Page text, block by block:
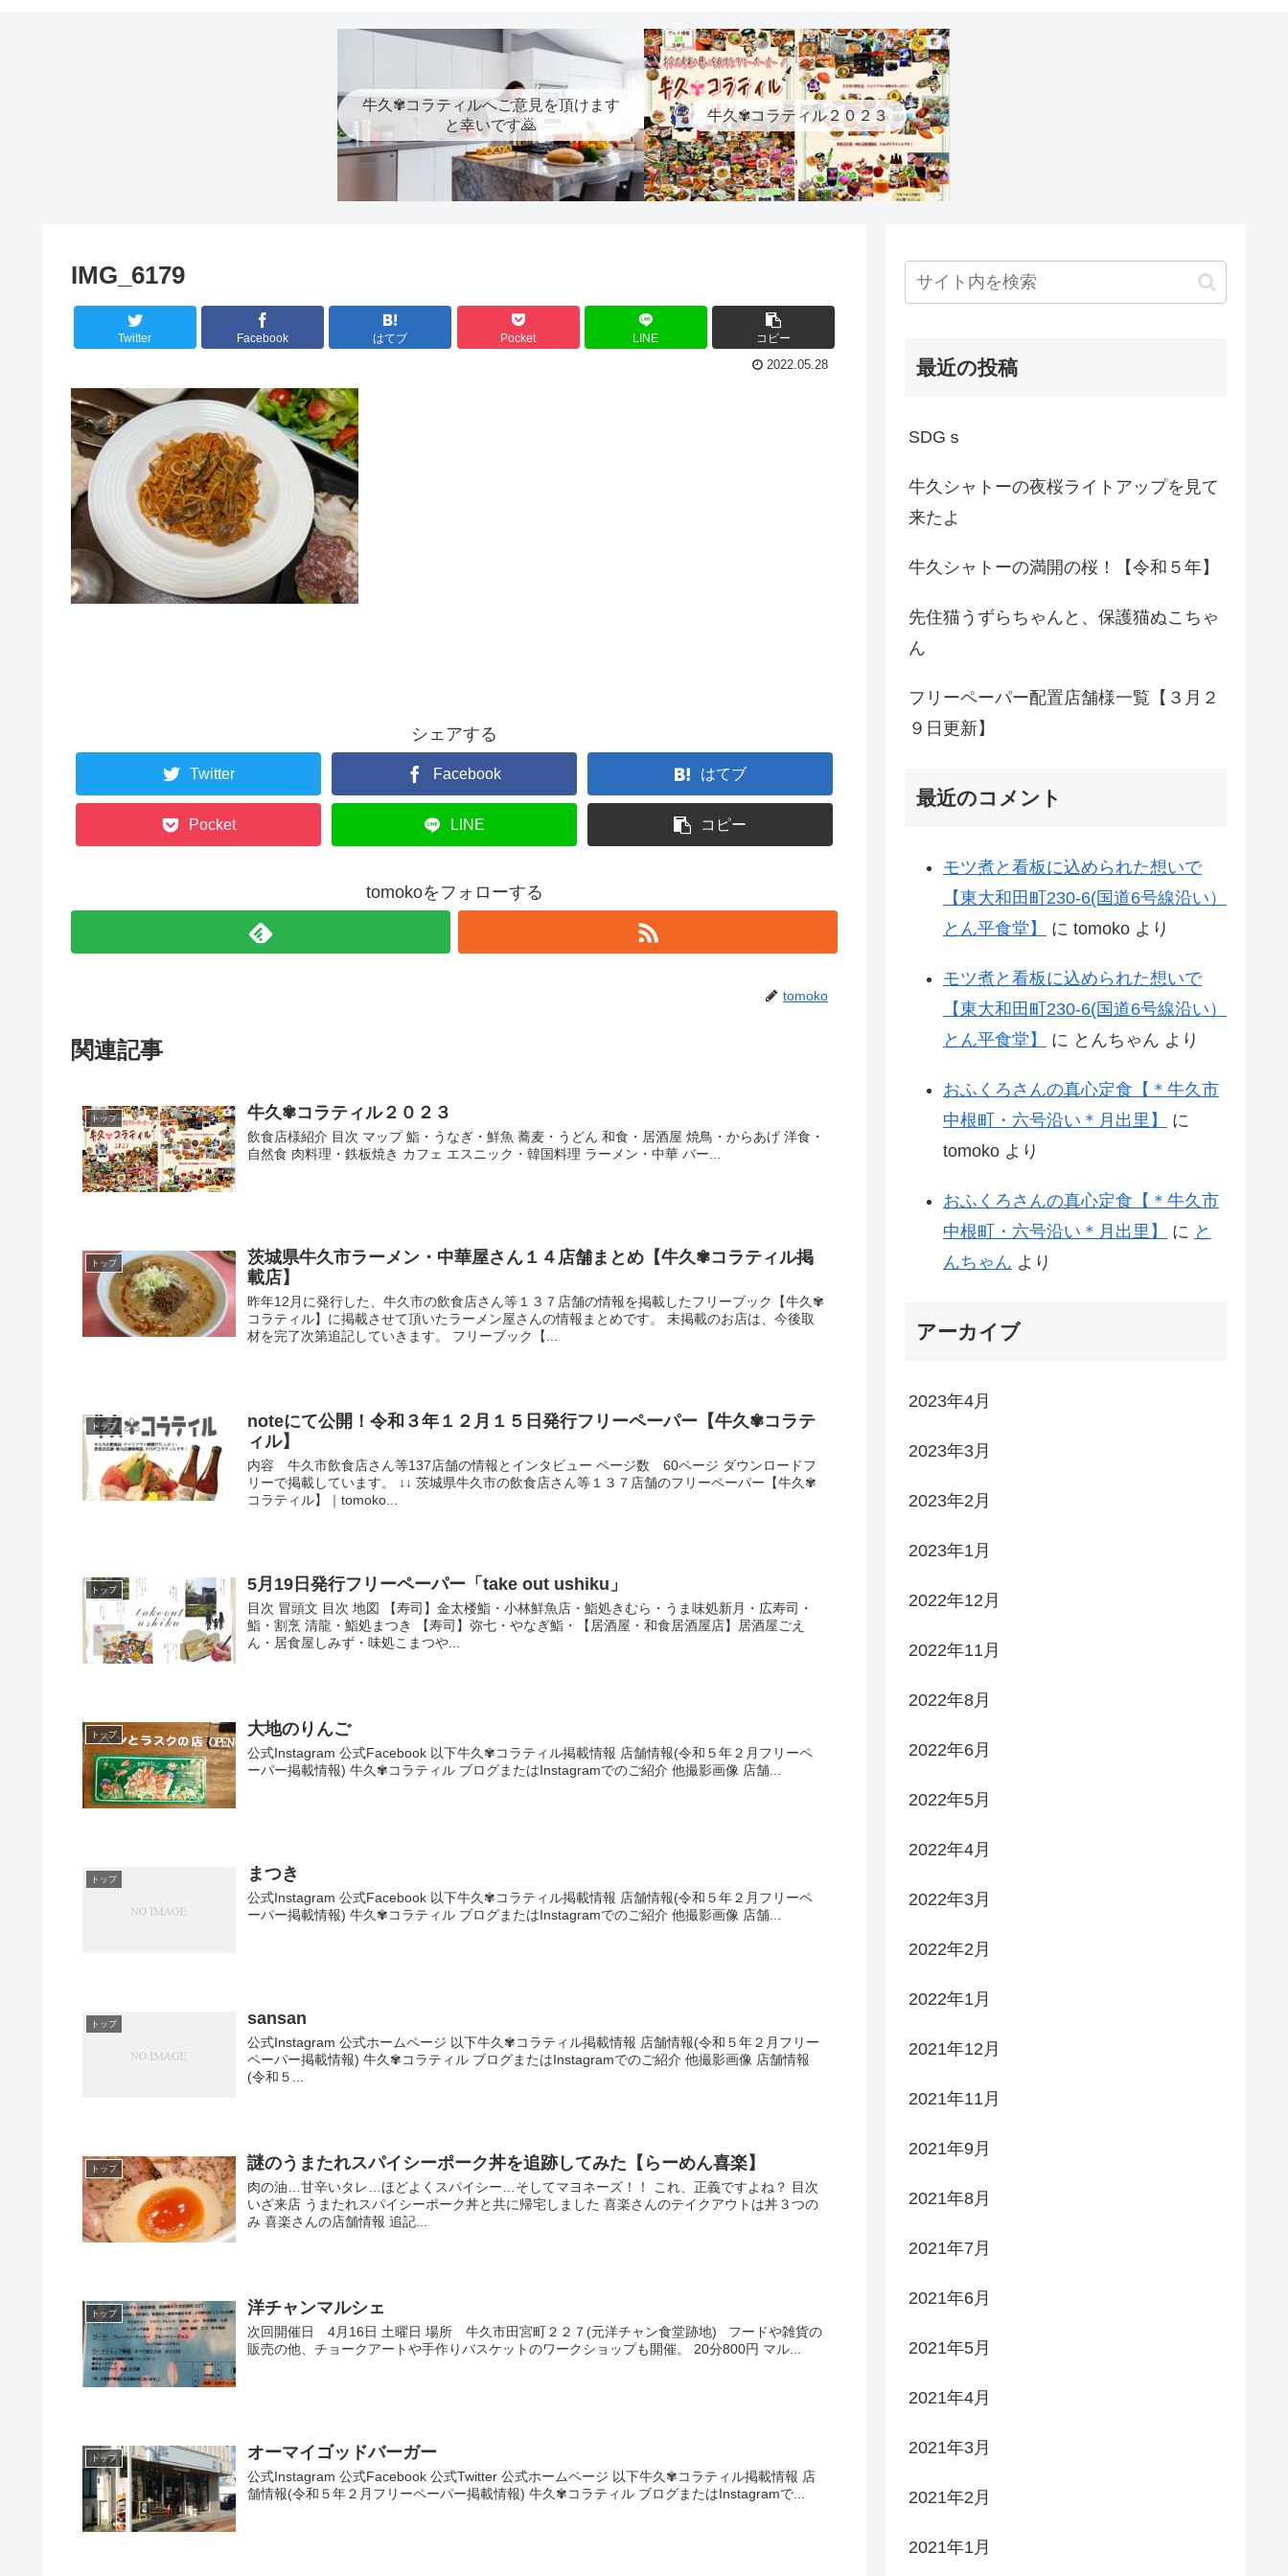
牛久✾コラティルへご意見を頂けます
と幸いです🙇
牛久✾コラティル２０２３
IMG_6179
Twitter Facebook はてブ Pocket LINE コピー
2022.05.28
シェアする
Twitter Facebook はてブ
Pocket LINE コピー
tomokoをフォローする
tomoko
関連記事
トップ 牛久✾コラティル２０２３
飲食店様紹介 目次 マップ 鮨・うなぎ・鮮魚 蕎麦・うどん 和食・居酒屋 焼鳥・からあげ 洋食・
自然食 肉料理・鉄板焼き カフェ エスニック・韓国料理 ラーメン・中華 バー...
トップ
茨城県牛久市ラーメン・中華屋さん１４店舗まとめ【牛久✾コラティル掲
載店】
昨年12月に発行した、牛久市の飲食店さん等１３７店舗の情報を掲載したフリーブック【牛久✾
コラティル】に掲載させて頂いたラーメン屋さんの情報まとめです。 未掲載のお店は、今後取
材を完了次第追記していきます。 フリーブック【...
トップ
noteにて公開！令和３年１２月１５日発行フリーペーパー【牛久✾コラテ
ィル】
内容 牛久市飲食店さん等137店舗の情報とインタビュー ページ数 60ページ ダウンロードフ
リーで掲載しています。 ↓↓ 茨城県牛久市の飲食店さん等１３７店舗のフリーペーパー【牛久✾
コラティル】｜tomoko...
トップ 5月19日発行フリーペーパー「take out ushiku」
目次 冒頭文 目次 地図 【寿司】金太楼鮨・小林鮮魚店・鮨処きむら・うま味処新月・広寿司・
鮨・割烹 清龍・鮨処まつき 【寿司】弥七・やなぎ鮨・【居酒屋・和食居酒屋店】居酒屋ごえ
ん・居食屋しみず・味処こまつや...
トップ 大地のりんご
公式Instagram 公式Facebook 以下牛久✾コラティル掲載情報 店舗情報(令和５年２月フリーペ
ーパー掲載情報) 牛久✾コラティル ブログまたはInstagramでのご紹介 他撮影画像 店舗...
トップ まつき
公式Instagram 公式Facebook 以下牛久✾コラティル掲載情報 店舗情報(令和５年２月フリーペ
ーパー掲載情報) 牛久✾コラティル ブログまたはInstagramでのご紹介 他撮影画像 店舗...
トップ sansan
公式Instagram 公式ホームページ 以下牛久✾コラティル掲載情報 店舗情報(令和５年２月フリー
ペーパー掲載情報) 牛久✾コラティル ブログまたはInstagramでのご紹介 他撮影画像 店舗情報
(令和５...
トップ 謎のうまたれスパイシーポーク丼を追跡してみた【らーめん喜楽】
肉の油…甘辛いタレ…ほどよくスパイシー…そしてマヨネーズ！！ これ、正義ですよね？ 目次
いざ来店 うまたれスパイシーポーク丼と共に帰宅しました 喜楽さんのテイクアウトは丼３つの
み 喜楽さんの店舗情報 追記...
トップ 洋チャンマルシェ
次回開催日 4月16日 土曜日 場所 牛久市田宮町２２７(元洋チャン食堂跡地) フードや雑貨の
販売の他、チョークアートや手作りバスケットのワークショップも開催。 20分800円 マル...
トップ オーマイゴッドバーガー
公式Instagram 公式Facebook 公式Twitter 公式ホームページ 以下牛久✾コラティル掲載情報 店
舗情報(令和５年２月フリーペーパー掲載情報) 牛久✾コラティル ブログまたはInstagramで...
最近の投稿
SDGｓ
牛久シャトーの夜桜ライトアップを見て
来たよ
牛久シャトーの満開の桜！【令和５年】
先住猫うずらちゃんと、保護猫ぬこちゃ
ん
フリーペーパー配置店舗様一覧【３月２
９日更新】
最近のコメント
モツ煮と看板に込められた想いで
【東大和田町230-6(国道6号線沿い）
とん平食堂】
に tomoko より
モツ煮と看板に込められた想いで
【東大和田町230-6(国道6号線沿い）
とん平食堂】
に とんちゃん より
おふくろさんの真心定食【＊牛久市
中根町・六号沿い＊月出里】
に
tomoko より
おふくろさんの真心定食【＊牛久市
中根町・六号沿い＊月出里】
に と
んちゃん より
アーカイブ
2023年4月
2023年3月
2023年2月
2023年1月
2022年12月
2022年11月
2022年8月
2022年6月
2022年5月
2022年4月
2022年3月
2022年2月
2022年1月
2021年12月
2021年11月
2021年9月
2021年8月
2021年7月
2021年6月
2021年5月
2021年4月
2021年3月
2021年2月
2021年1月